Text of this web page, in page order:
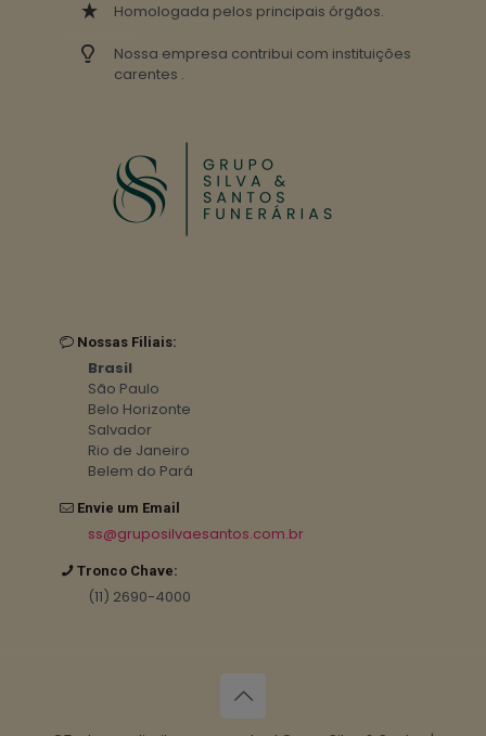
Homologada pelos principais órgãos.
Nossa empresa contribui com instituições
carentes .
Nossas Filiais:
Brasil
São Paulo
Belo Horizonte
Salvador
Rio de Janeiro
Belem do Pará
Envie um Email
ss@gruposilvaesantos.com.br
Tronco Chave:
(11) 2690-4000